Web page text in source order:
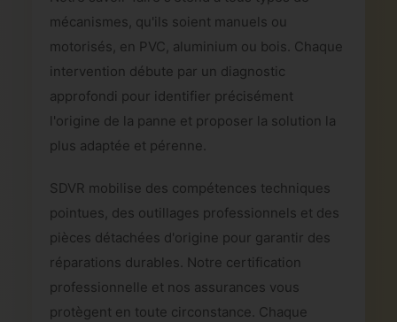
mécanismes, qu'ils soient manuels ou
motorisés, en PVC, aluminium ou bois. Chaque
intervention débute par un diagnostic
approfondi pour identifier précisément
l'origine de la panne et proposer la solution la
plus adaptée et pérenne.
SDVR mobilise des compétences techniques
pointues, des outillages professionnels et des
pièces détachées d'origine pour garantir des
réparations durables. Notre certification
professionnelle et nos assurances vous
protègent en toute circonstance. Chaque